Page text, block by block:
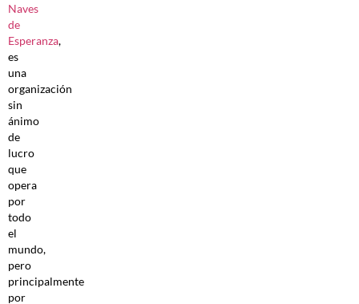
Naves
de
Esperanza,
es
una
organización
sin
ánimo
de
lucro
que
opera
por
todo
el
mundo,
pero
principalmente
por